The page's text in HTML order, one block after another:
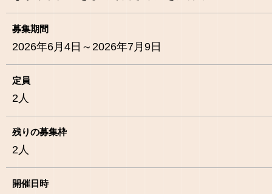
募集期間
2026年6月4日～2026年7月9日
定員
2 人
残りの募集枠
2 人
開催日時